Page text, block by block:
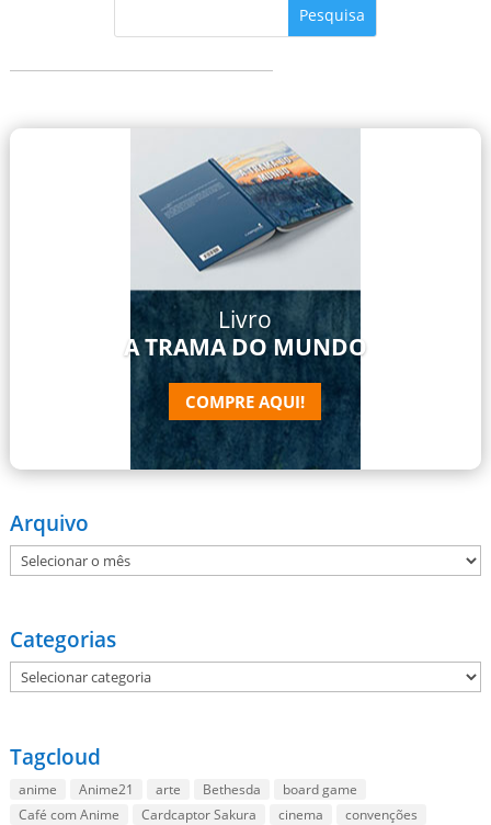
Livro
A TRAMA DO MUNDO
COMPRE AQUI!
Arquivo
Arquivo
Categorias
Categorias
Tagcloud
anime Anime21 arte Bethesda
board game
Café com Anime
Cardcaptor Sakura cinema
convenções